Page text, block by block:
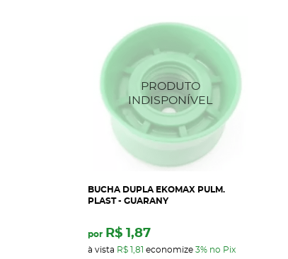
BUCHA DUPLA EKOMAX PULM.
PLAST - GUARANY
por R$ 1,87
à vista R$ 1,81 economize 3% no Pix